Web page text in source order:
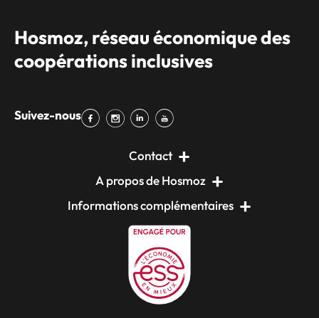
Hosmoz, réseau économique des
coopérations inclusives
Suivez-nous
Contact
A propos de Hosmoz
Informations complémentaires